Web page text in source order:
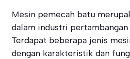
Mesin pemecah batu
dalam industri
Terdapat beberapa jenis
dengan karakteristik dan